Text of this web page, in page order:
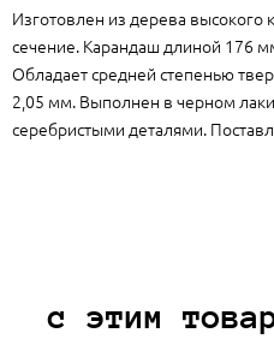
Изготовлен из дерева высокого
сечение. Карандаш длиной 176
Обладает средней степенью
2,05 мм. Выполнен в черном
серебристыми деталями.
с этим